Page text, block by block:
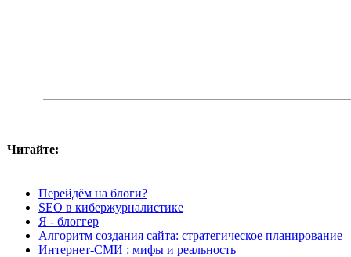
Читайте:
Перейдём на блоги?
SEO в кибержурналистике
Я - блоггер
Алгоритм создания сайта: стратегическое планирование
Интернет-СМИ : мифы и реальность